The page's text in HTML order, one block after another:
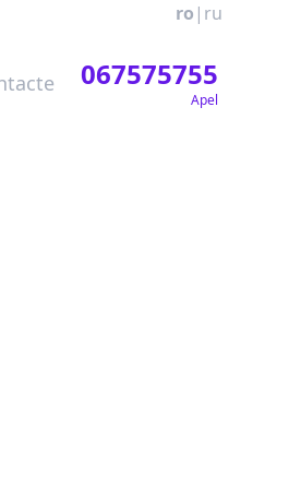
ro | ru
067575755
Apel